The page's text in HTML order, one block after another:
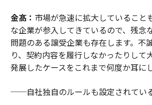
金髙： 市場が急速に拡大していること
な企業が参入してきているので、残念
問題のある譲受企業も存在します。不
り、契約内容を履行しなかったりして
発展したケースをこれまで何度か耳に
──自社独自のルールも設定されてい